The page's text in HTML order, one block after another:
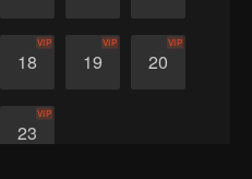
18
VIP
19
VIP
20
VIP
23
VIP